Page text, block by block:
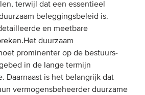
Bestuur
& netwerken
WE DOEN
Engagement
terwijl dat een essentieel
beleggingsbeleid is.
en meetbare
duurzaam
prominenter op de bestuurs-
in de lange termijn
Daarnaast is het belangrijk dat
vermogensbeheerder duurzame